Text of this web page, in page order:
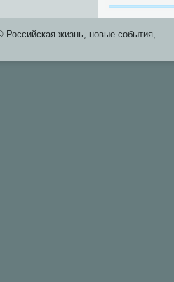
Российская жизнь, новые события,